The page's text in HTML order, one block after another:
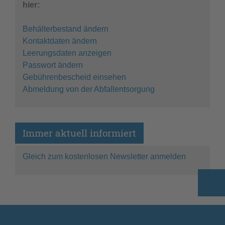
hier:
Behälterbestand ändern
Kontaktdaten ändern
Leerungsdaten anzeigen
Passwort ändern
Gebührenbescheid einsehen
Abmeldung von der Abfallentsorgung
Immer aktuell informiert
Gleich zum kostenlosen Newsletter anmelden